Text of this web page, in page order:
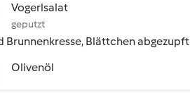
Vogerlsalat
geputzt
Brunnenkresse, Blättchen abgezupft
Olivenöl